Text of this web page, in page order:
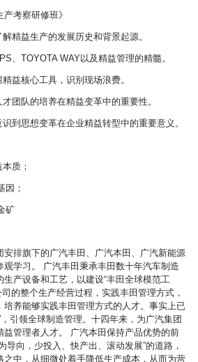
考察研修班》
精益生产的发展历史和背景起源。
、TOYOTA WAY以及精益管理的精髓。
益核心工具，识别现场浪费。
团队的培养在精益变革中的重要性。
到思想变革在企业精益转型中的重要意义。
质；
因；
矿
安排旗下的广汽丰田、广汽本田、广汽新能源
观学习。 广汽丰田秉承丰田数十年汽车制造
产设备和工艺，以建设“丰田全球模范工
的整个生产经营过程，实践丰田管理方式，
培养能够实践丰田管理方式的人才。事实上已
引领全球制造管理。十四年来，为广汽集团
益管理者人才。 广汽本田保持产品优势的前
导向，少投入、快产出、滚动发展”的道路，
之中，从细微处着手降低生产成本，从而为营